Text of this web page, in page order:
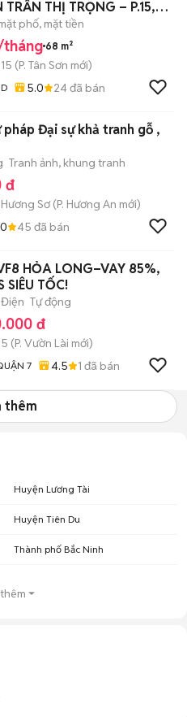
THỊ TRỌNG – P.15,
❤️phố, mặt tiền
68 m²
(P. Tân Sơn mới)
5.0 24đã bán
pháp Đại sự khả tranh gỗ ,
Tranh ảnh, khung tranh
đ
Sơ(P. Hương An mới)
45 đã bán
HỎA LONG–VAY 85%,
SIÊU TỐC!
Điện Tự động
đ
(P. Vườn Lài mới)
7 4.5 1 đã bán
thêm
Huyện Lương Tài
Huyện Tiên Du
Thành phố Bắc Ninh